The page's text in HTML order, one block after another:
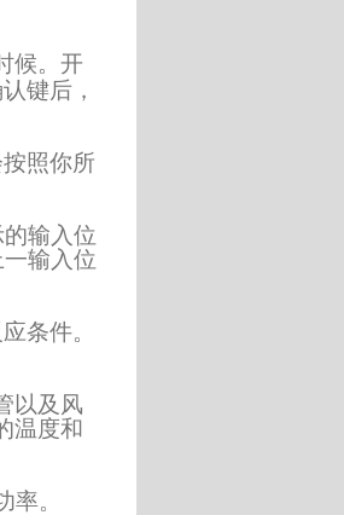
候。开
键后，
照你所
输入位
输入位
条件。
以及风
温度和
。